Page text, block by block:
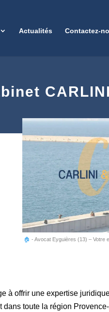
Actualités Contactez-
🏠 -Avocat Eyguières (13) – Votre
à offrir une expertise
toute la région